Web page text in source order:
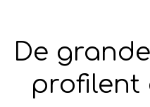
De
profilent